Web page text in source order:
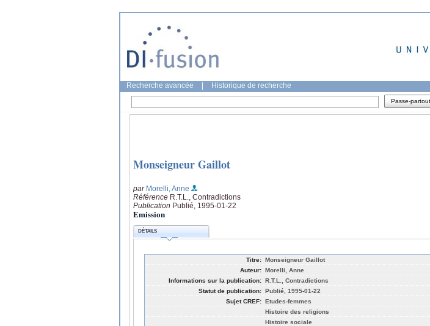
Recherche avancée Historique de recherche
Passe-partout
Monseigneur Gaillot
par Morelli, Anne
Référence R.T.L., Contradictions
Publication Publié, 1995-01-22
Emission
DÉTAILS
Titre: Monseigneur Gaillot
Auteur: Morelli, Anne
Informations sur la publication: R.T.L., Contradictions
Statut de publication: Publié, 1995-01-22
Sujet CREF: Etudes-femmes
Histoire des religions
Histoire sociale